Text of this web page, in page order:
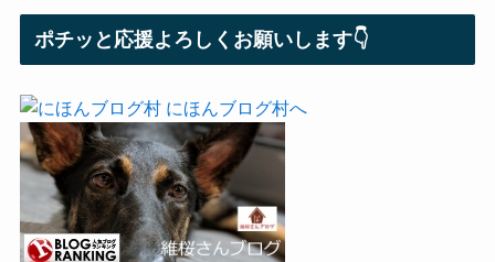
ポチッと応援よろしくお願いします👇